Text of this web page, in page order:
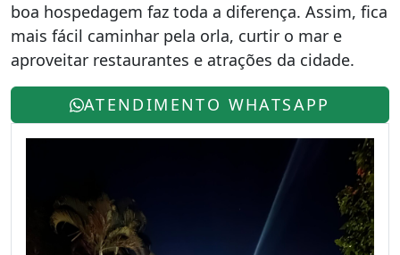
boa hospedagem faz toda a diferença. Assim, fica
mais fácil caminhar pela orla, curtir o mar e
aproveitar restaurantes e atrações da cidade.
ATENDIMENTO WHATSAPP